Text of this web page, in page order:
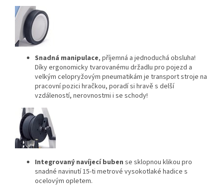
Snadná manipulace, příjemná a jednoduchá obsluha!
Díky ergonomicky tvarovanému držadlu pro pojezd a
velkým celopryžovým pneumatikám je transport stroje na
pracovní pozici hračkou, poradí si hravě s delší
vzdáleností, nerovnostmi i se schody!
Integrovaný navíjecí buben se sklopnou klikou pro
snadné navinutí 15-ti metrové vysokotlaké hadice s
ocelovým opletem.